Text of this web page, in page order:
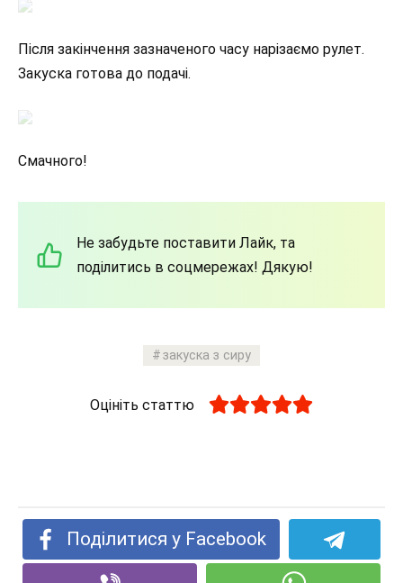
Після закінчення зазначеного часу нарізаємо рулет.
Закуска готова до подачі.
Смачного!
Не забудьте поставити Лайк, та
поділитись в соцмережах! Дякую!
закуска з сиру
Оцініть статтю
Поділитися у Facebook